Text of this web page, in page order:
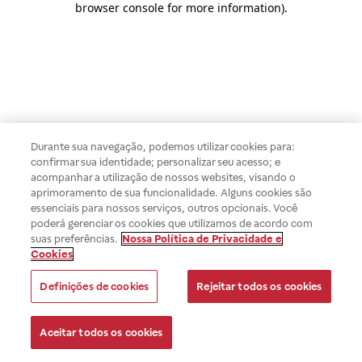
browser console for more information).
Durante sua navegação, podemos utilizar cookies para:
confirmar sua identidade; personalizar seu acesso; e
acompanhar a utilização de nossos websites, visando o
aprimoramento de sua funcionalidade. Alguns cookies são
essenciais para nossos serviços, outros opcionais. Você
poderá gerenciar os cookies que utilizamos de acordo com
suas preferências. Nossa Política de Privacidade e
Cookies
Definições de cookies Rejeitar todos os cookies
Aceitar todos os cookies